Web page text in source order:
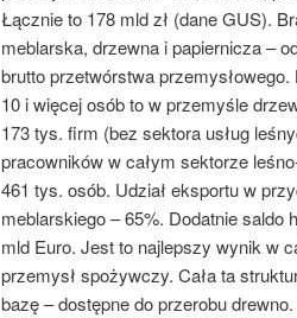
Łącznie to 178 mld zł (dane GUS).
meblarska, drzewna i papiernicza –
brutto przetwórstwa
10 i więcej osób to w przemyśle
173 tys. firm (bez sektora usług
pracowników w całym sektorze
461 tys. osób. Udział eksportu w
meblarskiego – 65%. Dodatnie saldo
mld Euro. Jest to najlepszy wynik w
przemysł spożywczy. Cała ta
bazę – dostępne do przerobu drewno.